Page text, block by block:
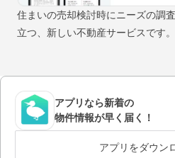
住まいの売却検討時にニーズの調
立つ、新しい不動産サービスです。
アプリなら新着の
物件情報が早く届く！
アプリをダウン